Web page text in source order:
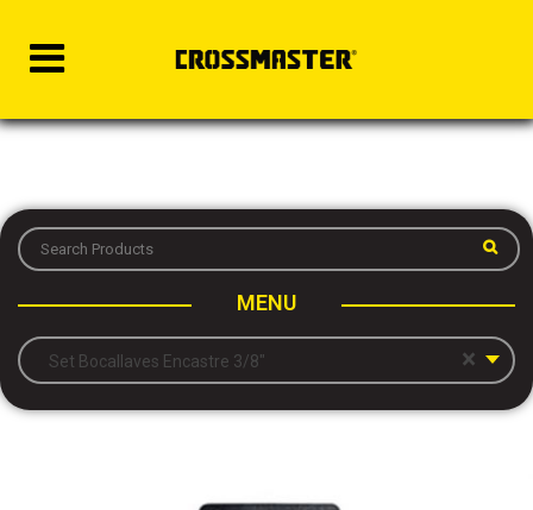
MENU
×
Set Bocallaves Encastre 3/8″